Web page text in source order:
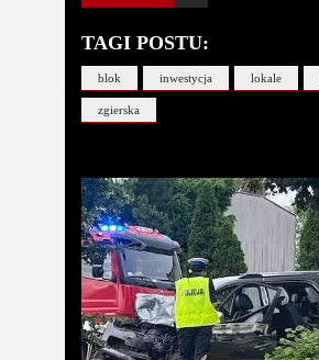
TAGI POSTU:
blok inwestycja lokale
zgierska